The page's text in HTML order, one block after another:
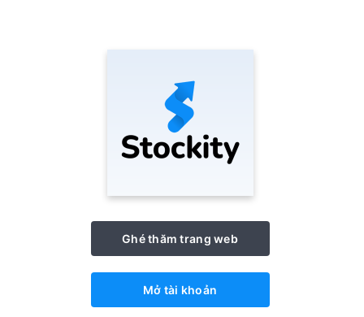
Ghé thăm trang web
Mở tài khoản